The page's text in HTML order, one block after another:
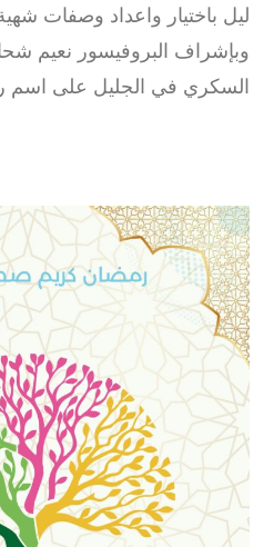
ليل باختيار واعداد وصفات
وبإشراف البروفيسور نعيم
السكري في الجليل على اسم